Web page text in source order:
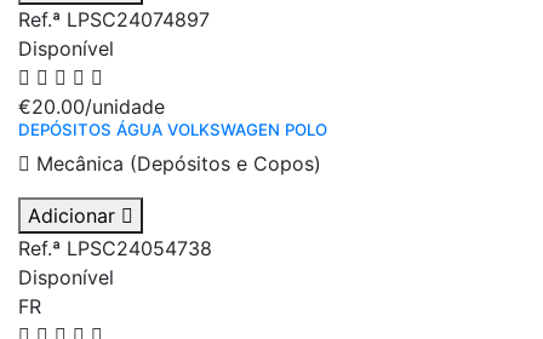
Ref.ª LPSC24074897
Disponível
€20.00/unidade
DEPÓSITOS ÁGUA VOLKSWAGEN POLO
Mecânica (Depósitos e Copos)
Adicionar
Ref.ª LPSC24054738
Disponível
FR